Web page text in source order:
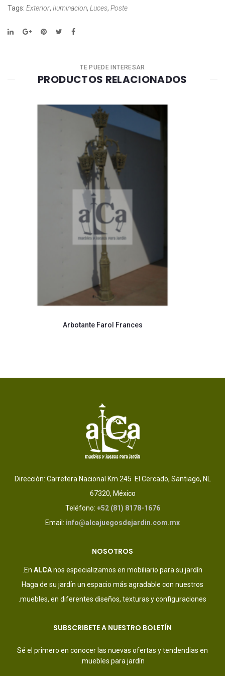
Tags: Exterior, Iluminacion, Luces, Poste
TE PUEDE INTERESAR
PRODUCTOS RELACIONADOS
Arbotante Farol Frances
Dirección: Carretera Nacional Km 245 El Cercado, Santiago, NL
67320, México
Teléfono: +52 (81) 8178-1676
Email: info@alcajuegosdejardin.com.mx
NOSOTROS
En ALCAnos especializamos en mobiliario para su jardín.
Haga de su jardín un espacio más agradable con nuestros
muebles, en diferentes diseños, texturas y configuraciones.
SUBSCRIBETE A NUESTRO BOLETÍN
Sé el primero en conocer las nuevas ofertas y tendendias en
muebles para jardín.